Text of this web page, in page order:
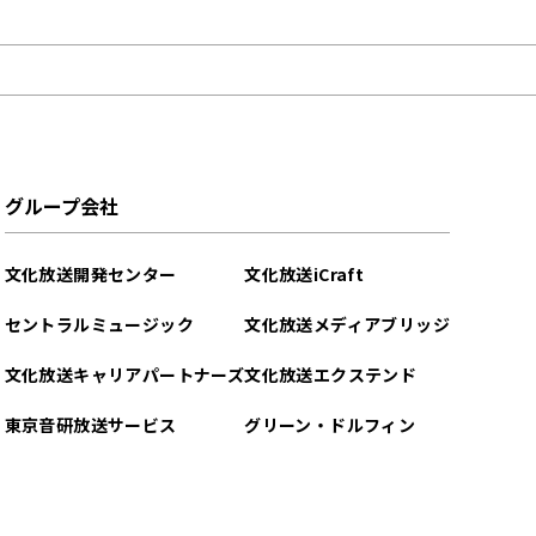
グループ会社
文化放送開発センター
セントラルミュージック
文化放送キャリアパートナーズ
東京音研放送サービス
文化放送iCraft
文化放送メディアブリッジ
文化放送エクステンド
グリーン・ドルフィン